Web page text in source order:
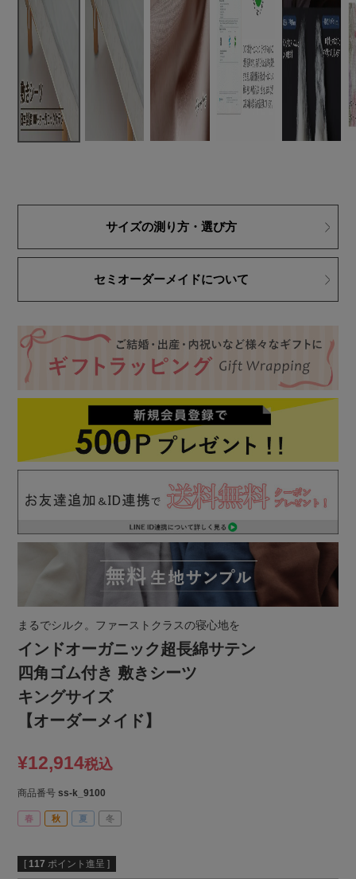
サイズの測り方・選び方
セミオーダーメイドについて
まるでシルク。ファーストクラスの寝心地を
インドオーガニック超長綿サテン
四角ゴム付き 敷きシーツ
キングサイズ
【オーダーメイド】
¥12,914税込
商品番号 ss-k_9100
春 秋 夏 冬
[ 117 ポイント進呈 ]